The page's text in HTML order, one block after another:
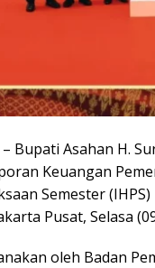
– Bupati Asahan H.
Keuangan
Semester
Pusat, Selasa
oleh Badan